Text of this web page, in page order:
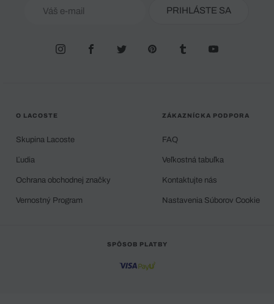
PRIHLÁSTE SA
O LACOSTE
Skupina Lacoste
Ľudia
Ochrana obchodnej značky
Vernostný Program
ZÁKAZNÍCKA PODPORA
FAQ
Veľkostná tabuľka
Kontaktujte nás
Nastavenia Súborov Cookie
SPÔSOB PLATBY